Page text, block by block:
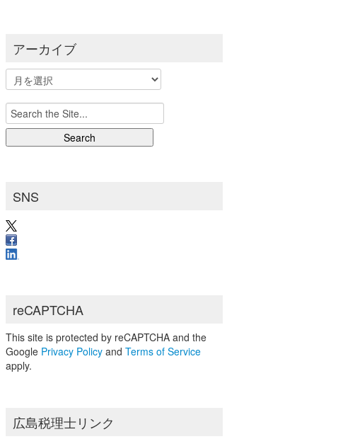
アーカイブ
ー
カ
イ
ブ
Search
for:
SNS
reCAPTCHA
This site is protected by reCAPTCHA and the
Google Privacy Policy andTerms of Service
apply.
広島税理士リンク